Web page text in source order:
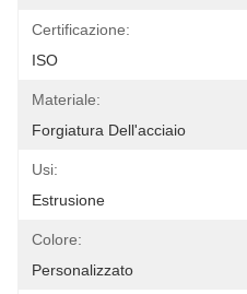
Certificazione:
ISO
Materiale:
Forgiatura Dell'acciaio
Usi:
Estrusione
Colore:
Personalizzato